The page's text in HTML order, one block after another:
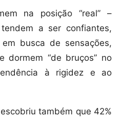
na posição “real” –
a ser confiantes,
busca de sensações,
dormem “de bruços” no
à rigidez e ao
também que 42%